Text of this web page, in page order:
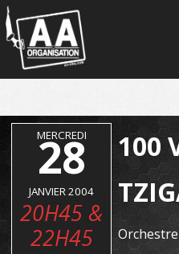
Panneau de gestion des cookies
MERCREDI
28
JANVIER 2004
20H45 &
22H45
100